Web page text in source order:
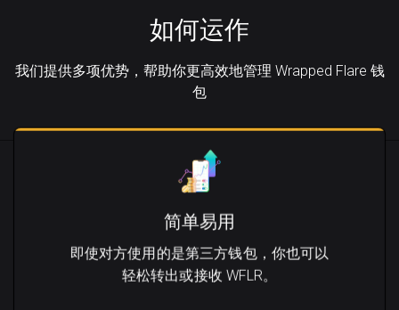
如何运作
我们提供多项优势，帮助你更高效地管理 Wrapped Flare 钱
包
简单易用
即使对方使用的是第三方钱包，你也可以
轻松转出或接收 WFLR。